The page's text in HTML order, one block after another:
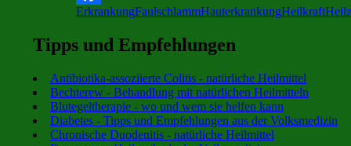
Facebook
ErkrankungFaulschlammHauterkrankungHeilkraft
Tipps und Empfehlungen
Antibiotika-assoziierte Colitis - natürliche Heilmittel
Bechterew - Behandlung mit natürlichen Heilmitteln
Blutegeltherapie - wo und wem sie helfen kann
Diabetes - Tipps und Empfehlungen aus der Volksmedizin
Chronische Duodenitis - natürliche Heilmittel